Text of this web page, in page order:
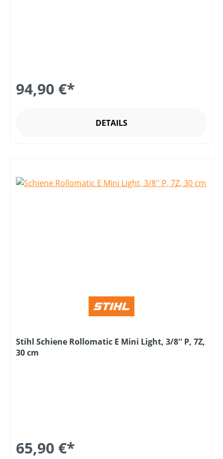
94,90 €*
DETAILS
Stihl Schiene Rollomatic E Mini Light, 3/8'' P, 7Z,
30 cm
65,90 €*